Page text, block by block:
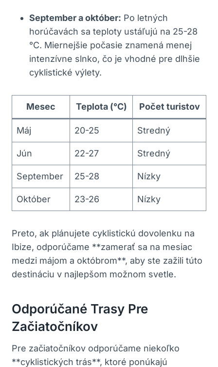
September a október: Po letných
horúčavách sa teploty ustáľujú na 25-28
°C. Miernejšie počasie znamená menej
intenzívne slnko, čo je vhodné pre dlhšie
cyklistické výlety.
Mesec Teplota (°C) Počet turistov
Máj 20-25 Stredný
Jún 22-27 Stredný
September 25-28 Nízky
Október 23-26 Nízky
Preto, ak plánujete cyklistickú dovolenku na
Ibize, odporúčame **zamerať sa na mesiac
medzi májom a októbrom**, aby ste zažili túto
destináciu v najlepšom možnom svetle.
Odporúčané Trasy Pre
Začiatočníkov
Pre začiatočníkov odporúčame niekoľko
**cyklistických trás**, ktoré ponúkajú